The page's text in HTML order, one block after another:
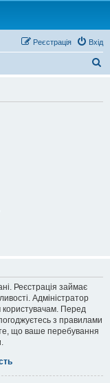
Вхід
Реєстрація
Реєстрація займає
Адміністратор
користувачам. Перед
з правилами
що ваше перебування